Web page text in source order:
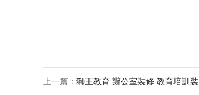
上一篇： 獅王教育 辦公室裝修 教育培訓裝